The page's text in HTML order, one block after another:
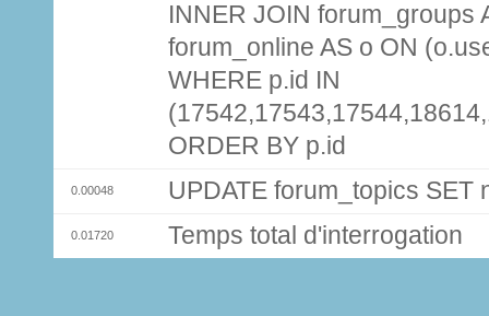
INNER JOIN forum_groups
forum_online AS o ON
WHERE p.id IN
ORDER BY p.id
0.00048 UPDATE forum_topics
0.01720 Temps total d'interrogation